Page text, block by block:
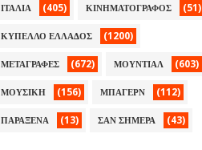
ΙΤΑΛΙΑ (405) ΚΙΝΗΜΑΤΟΓΡΑΦΟΣ (51)
ΚΥΠΕΛΛΟ ΕΛΛΑΔΟΣ (1200)
ΜΕΤΑΓΡΑΦΕΣ (672) ΜΟΥΝΤΙΑΛ (603)
ΜΟΥΣΙΚΗ (156) ΜΠΑΓΕΡΝ (112)
ΠΑΡΑΞΕΝΑ (13) ΣΑΝ ΣΗΜΕΡΑ (43)